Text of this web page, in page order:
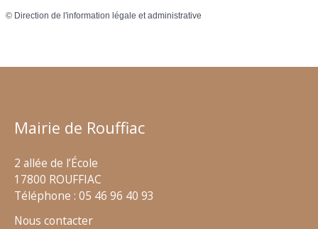
© Direction de l'information légale et administrative
Mairie de Rouffiac
2 allée de l’École
17800 ROUFFIAC
Téléphone : 05 46 96 40 93
Nous contacter